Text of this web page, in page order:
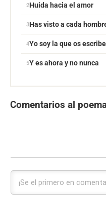
Huida hacia el amor
Has visto a cada
Yo soy la que os escribe
Y es ahora y no nunca
Comentarios al